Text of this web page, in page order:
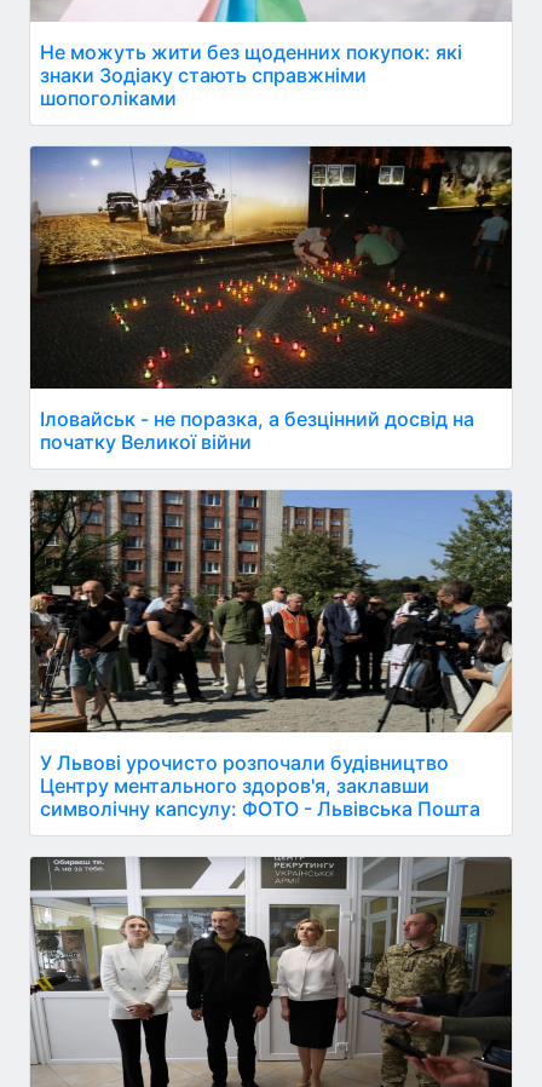
Не можуть жити без щоденних покупок: які
знаки Зодіаку стають справжніми
шопоголіками
Іловайськ - не поразка, а безцінний досвід на
початку Великої війни
У Львові урочисто розпочали будівництво
Центру ментального здоров'я, заклавши
символічну капсулу: ФОТО - Львівська Пошта